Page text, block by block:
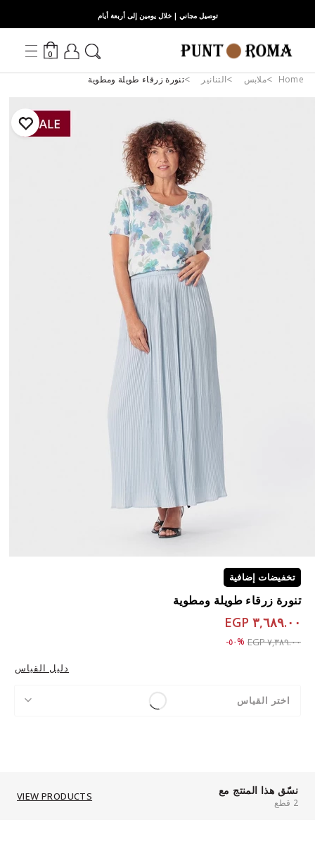
توصيل مجاني | خلال يومين إلى أربعة أيام
0
Home ملابس التنانير تنورة زرقاء طويلة ومطوية
تخفيضات إضافية
تنورة زرقاء طويلة ومطوية
٣,٦٨٩.٠٠ EGP
Price reduced from
٧,٣٨٩.٠٠ EGP to ٣,٦٨٩.٠٠ EGP%٥٠-
دليل القياس
اختر القياس
نسّق هذا المنتج مع
2 قطع
VIEW PRODUCTS